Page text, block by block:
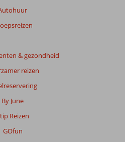
& gezondheid
reizen
By June
Reizen
GOfun